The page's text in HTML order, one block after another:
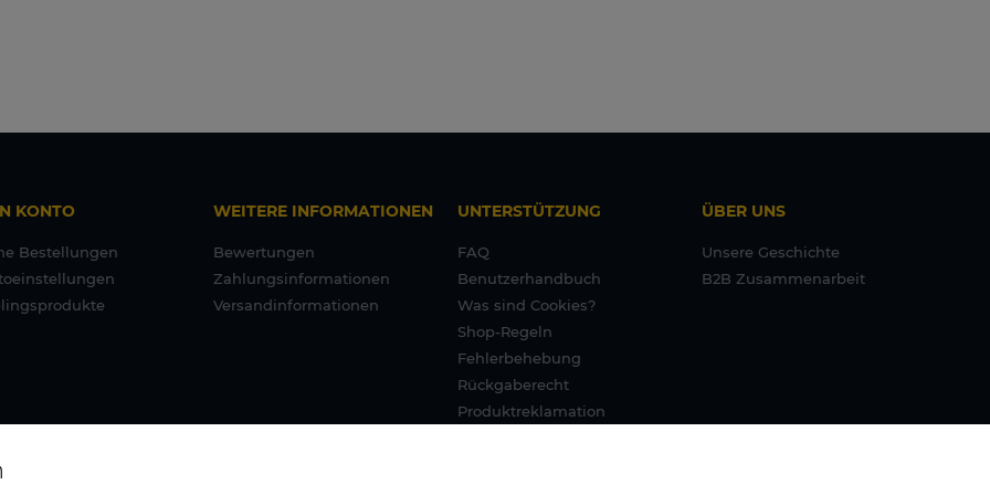
KONTO
Bestellungen
WEITERE INFORMATIONEN
Bewertungen
Zahlungsinformationen
Versandinformationen
UNTERSTÜTZUNG
FAQ
Benutzerhandbuch
Was sind Cookies?
Shop-Regeln
Fehlerbehebung
Rückgaberecht
Produktreklamation
ÜBER UNS
Unsere Geschichte
B2B Zusammenarbeit